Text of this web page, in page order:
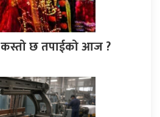
छ तपाईको आज ?